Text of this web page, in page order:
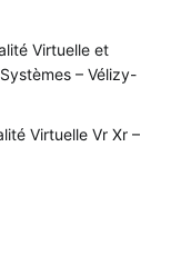
Virtuelle et
– Vélizy-
Virtuelle Vr Xr –